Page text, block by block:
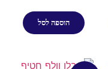
הוספה לסל